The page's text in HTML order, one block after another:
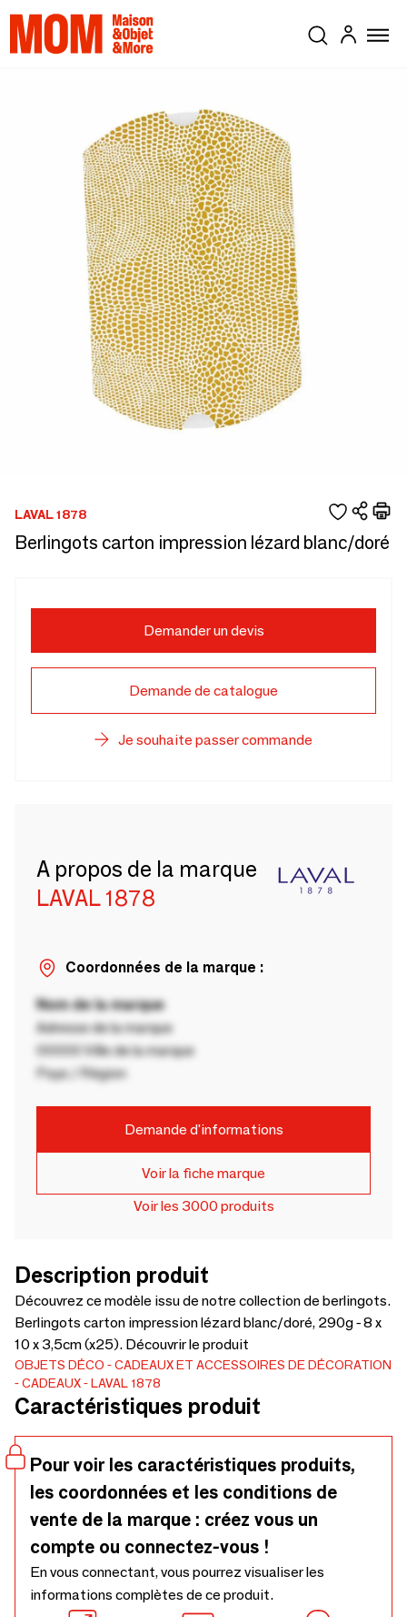
LAVAL 1878
Berlingots carton impression lézard blanc/doré
Demander un devis
Demande de catalogue
Je souhaite passer commande
A propos de la marque
LAVAL 1878
Coordonnées de la marque :
Nom de la marque
Adresse de la marque
00000 Ville de la marque
Pays / Région
Demande d'informations
Voir la fiche marque
Voir les 3000 produits
Description produit
Découvrez ce modèle issu de notre collection de berlingots.
Berlingots carton impression lézard blanc/doré, 290g - 8 x
10 x 3,5cm (x25). Découvrir le produit
OBJETS DÉCO
CADEAUX ET ACCESSOIRES DE DÉCORATION
CADEAUX
LAVAL 1878
Caractéristiques produit
Pour voir les caractéristiques produits,
les coordonnées et les conditions de
vente de la marque : créez vous un
compte ou connectez-vous !
En vous connectant, vous pourrez visualiser les
informations complètes de ce produit.